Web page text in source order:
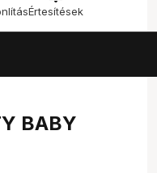
Értesítések
BABY